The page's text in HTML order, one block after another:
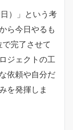
）」という考
ら今日やるも
完了させて
ジェクトの工
依頼や自分だ
を発揮しま